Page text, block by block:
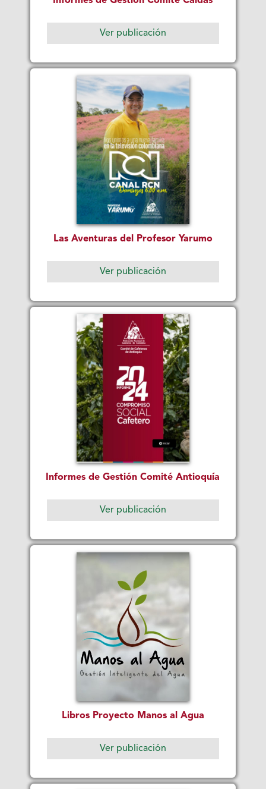
Ver publicación
Las Aventuras del Profesor Yarumo
Ver publicación
Informes de Gestión Comité Antioquía
Ver publicación
Libros Proyecto Manos al Agua
Ver publicación